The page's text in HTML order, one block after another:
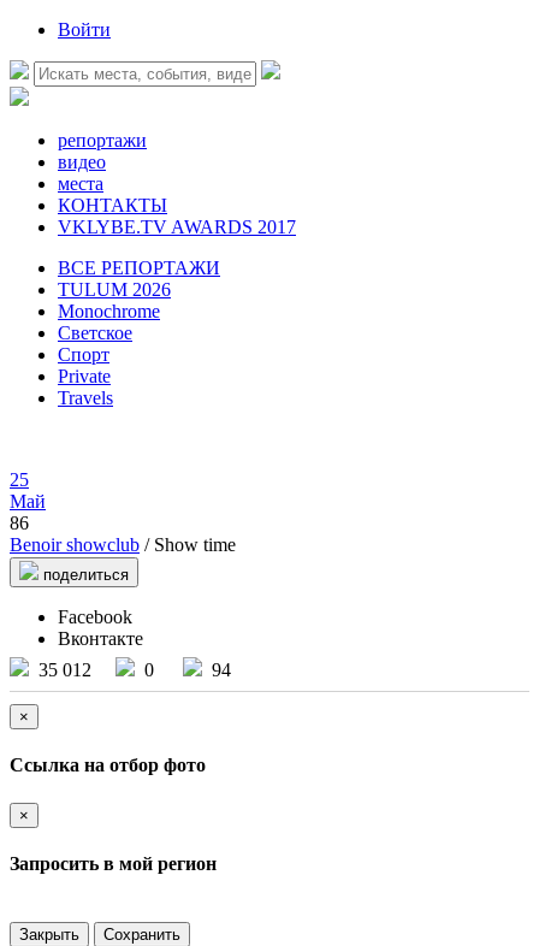
Войти
репортажи
видео
места
КОНТАКТЫ
VKLYBE.TV AWARDS 2017
ВСЕ РЕПОРТАЖИ
TULUM 2026
Monochrome
Светское
Спорт
Private
Travels
25
Май
86
Benoir showclub / Show time
поделиться
Facebook
Вконтакте
35 012
0 94
×
Ссылка на отбор фото
×
Запросить в мой регион
Закрыть Сохранить